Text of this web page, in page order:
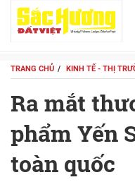
TRANG CHỦ KINH TẾ - THỊ
Ra mắt
phẩm Yến
toàn quốc